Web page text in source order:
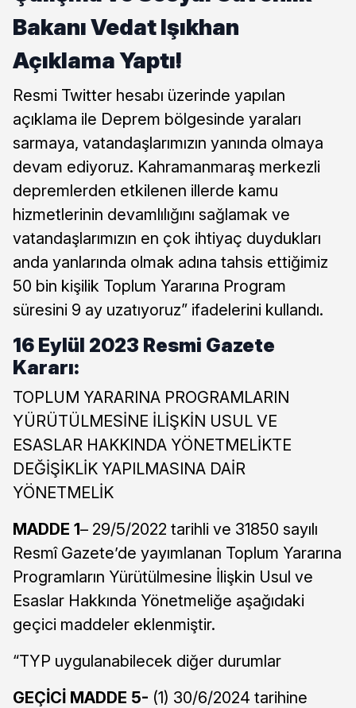
Bakanı Vedat Işıkhan
Açıklama Yaptı!
Resmi Twitter hesabı üzerinde yapılan
açıklama ile Deprem bölgesinde yaraları
sarmaya, vatandaşlarımızın yanında olmaya
devam ediyoruz. Kahramanmaraş merkezli
depremlerden etkilenen illerde kamu
hizmetlerinin devamlılığını sağlamak ve
vatandaşlarımızın en çok ihtiyaç duydukları
anda yanlarında olmak adına tahsis ettiğimiz
50 bin kişilik Toplum Yararına Program
süresini 9 ay uzatıyoruz” ifadelerini kullandı.
16 Eylül 2023 Resmi Gazete
Kararı:
TOPLUM YARARINA PROGRAMLARIN
YÜRÜTÜLMESİNE İLİŞKİN USUL VE
ESASLAR HAKKINDA YÖNETMELİKTE
DEĞİŞİKLİK YAPILMASINA DAİR
YÖNETMELİK
MADDE 1– 29/5/2022 tarihli ve 31850 sayılı
Resmî Gazete’de yayımlanan Toplum Yararına
Programların Yürütülmesine İlişkin Usul ve
Esaslar Hakkında Yönetmeliğe aşağıdaki
geçici maddeler eklenmiştir.
“TYP uygulanabilecek diğer durumlar
GEÇİCİ MADDE 5- (1) 30/6/2024 tarihine